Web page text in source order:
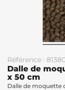
Référence :
Dalle de
x 50 cm
Dalle de moquette